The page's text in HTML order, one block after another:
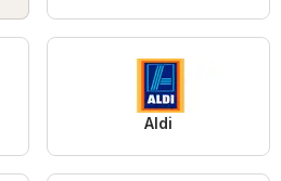
Aldi